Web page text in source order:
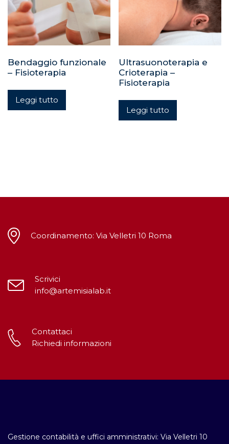
Bendaggio funzionale
– Fisioterapia
Leggi tutto
Ultrasuonoterapia e
Crioterapia –
Fisioterapia
Leggi tutto
Coordinamento: Via Velletri 10 Roma
Scrivici
info@artemisialab.it
Contattaci
Richiedi informazioni
Gestione contabilità e uffici amministrativi: Via Velletri 10